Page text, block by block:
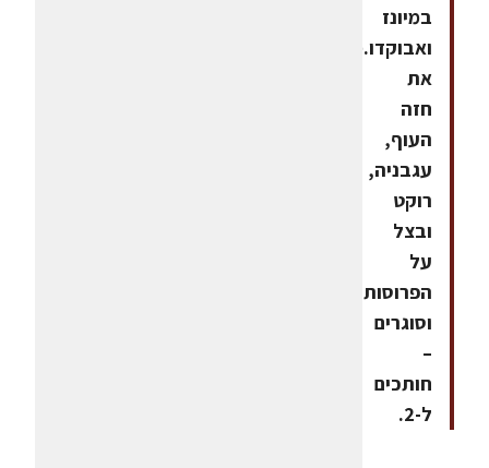
במיונז
ואבוקדו.מניחים
את
חזה
העוף,
עגבניה,
רוקט
ובצל
על
הפרוסות
וסוגרים
–
חותכים
ל-2.